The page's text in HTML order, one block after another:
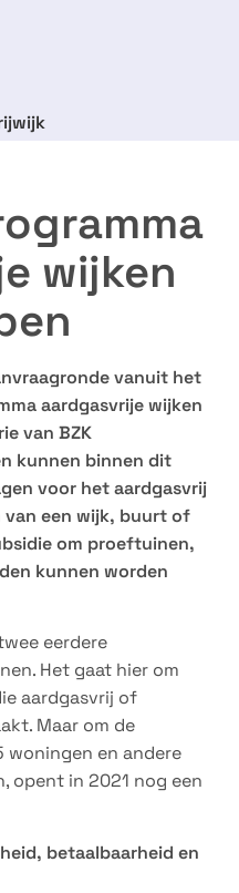
wijken
vanuit het
aardgasvrije wijken
van BZK
kunnen binnen dit
voor het aardgasvrij
een wijk, buurt of
om proeftuinen,
kunnen worden
eerdere
Het gaat hier om
aardgasvrij of
Maar om de
woningen en andere
opent in 2021 nog een
betaalbaarheid en